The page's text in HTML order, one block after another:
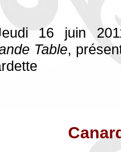
16 juin
Table,